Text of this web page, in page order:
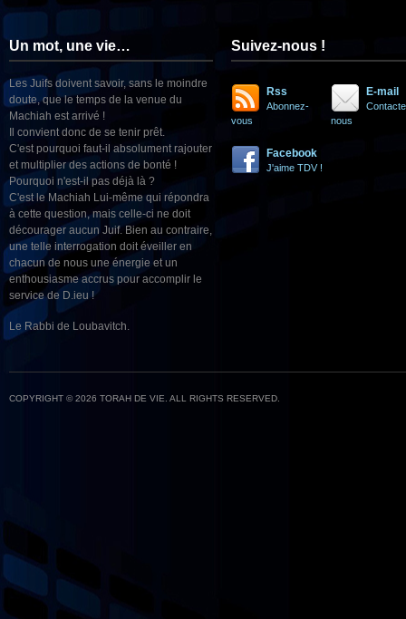
Un mot, une vie…
Les Juifs doivent savoir, sans le moindre
doute, que le temps de la venue du
Machiah est arrivé !
Il convient donc de se tenir prêt.
C'est pourquoi faut-il absolument rajouter
et multiplier des actions de bonté !
Pourquoi n'est-il pas déjà là ?
C'est le Machiah Lui-même qui répondra
à cette question, mais celle-ci ne doit
décourager aucun Juif. Bien au contraire,
une telle interrogation doit éveiller en
chacun de nous une énergie et un
enthousiasme accrus pour accomplir le
service de D.ieu !
Le Rabbi de Loubavitch.
Suivez-nous !
Rss
Abonnez-
vous
E-mail
nous
Facebook
J'aime TDV !
COPYRIGHT © 2026 TORAH DE VIE. ALL RIGHTS RESERVED.